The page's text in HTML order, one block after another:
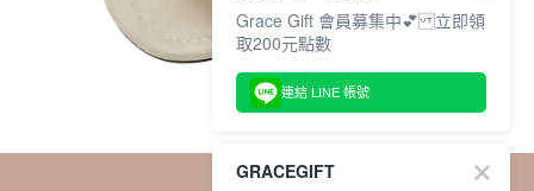
Grace Gift 會員募集中💕 立即領
取200元點數
連結 LINE 帳號
GRACEGIFT